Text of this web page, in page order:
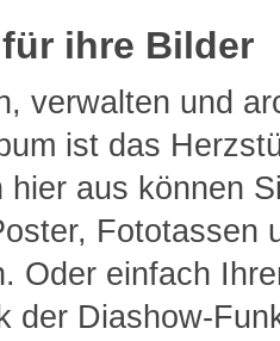
ihre Bilder
verwalten und
ist das
hier aus können
Fototassen
Oder einfach
der Diashow-